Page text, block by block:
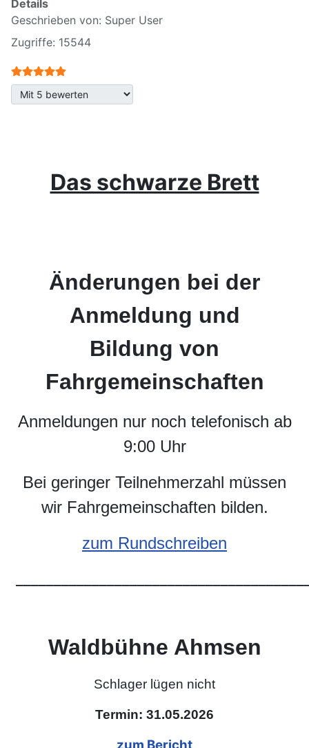
Details
Geschrieben von: Super User
Zugriffe: 15544
Bewertung:
Bitte bewerten
Das schwarze Brett
Änderungen bei der
Anmeldung und
Bildung von
Fahrgemeinschaften
Anmeldungen nur noch telefonisch ab
9:00 Uhr
Bei geringer Teilnehmerzahl müssen
wir Fahrgemeinschaften bilden.
zum Rundschreiben
Waldbühne Ahmsen
Schlager lügen nicht
Termin: 31.05.2026